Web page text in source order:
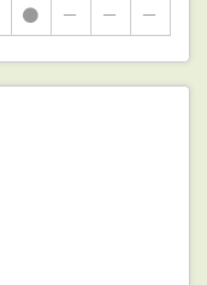
● － － －